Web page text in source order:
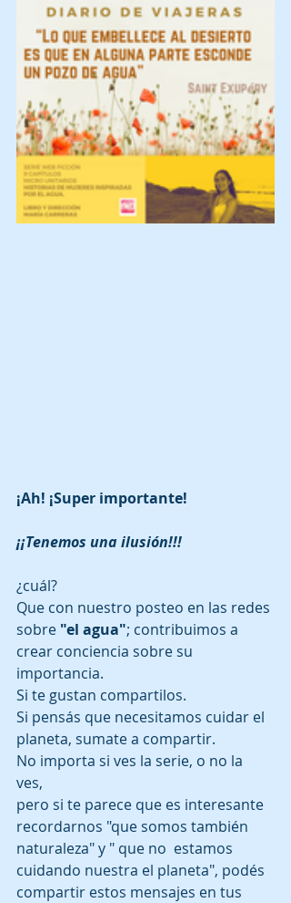
¡Ah! ¡Super importante!
¡¡Tenemos una ilusión!!!
¿cuál?
Que con nuestro posteo en las redes
sobre "el agua"; contribuimos a
crear conciencia sobre su
importancia.
Si te gustan compartilos.
Si pensás que necesitamos cuidar el
planeta, sumate a compartir.
No importa si ves la serie, o no la
ves,
pero si te parece que es interesante
recordarnos "que somos también
naturaleza" y " que no  estamos
cuidando nuestra el planeta", podés
compartir estos mensajes en tus